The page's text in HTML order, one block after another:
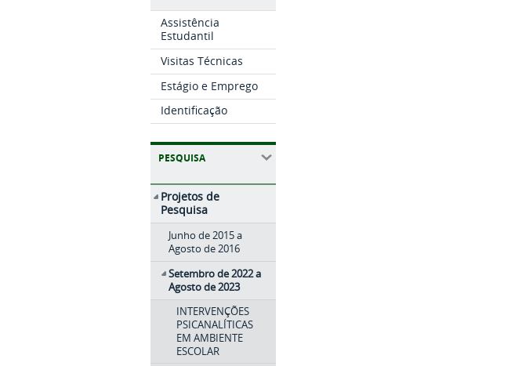
Assistência
Estudantil
Visitas Técnicas
Estágio e Emprego
Identificação
PESQUISA
Projetos de
Pesquisa
Junho de 2015 a
Agosto de 2016
Setembro de 2022 a
Agosto de 2023
INTERVENÇÕES
PSICANALÍTICAS
EM AMBIENTE
ESCOLAR